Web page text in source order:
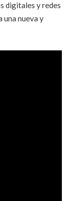
digitales y redes
una nueva y